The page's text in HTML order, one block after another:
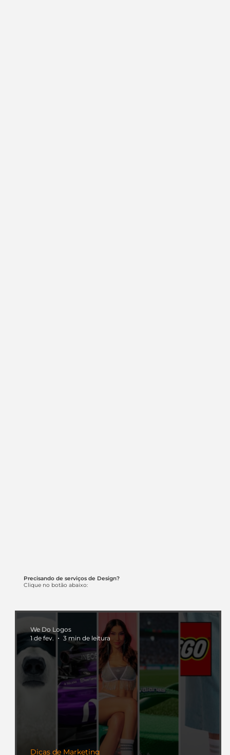
Precisando de serviços de Design?
Clique no botão abaixo:
Dicas de Marketing
We Do Logos
1 de fev.
3 min de leitura